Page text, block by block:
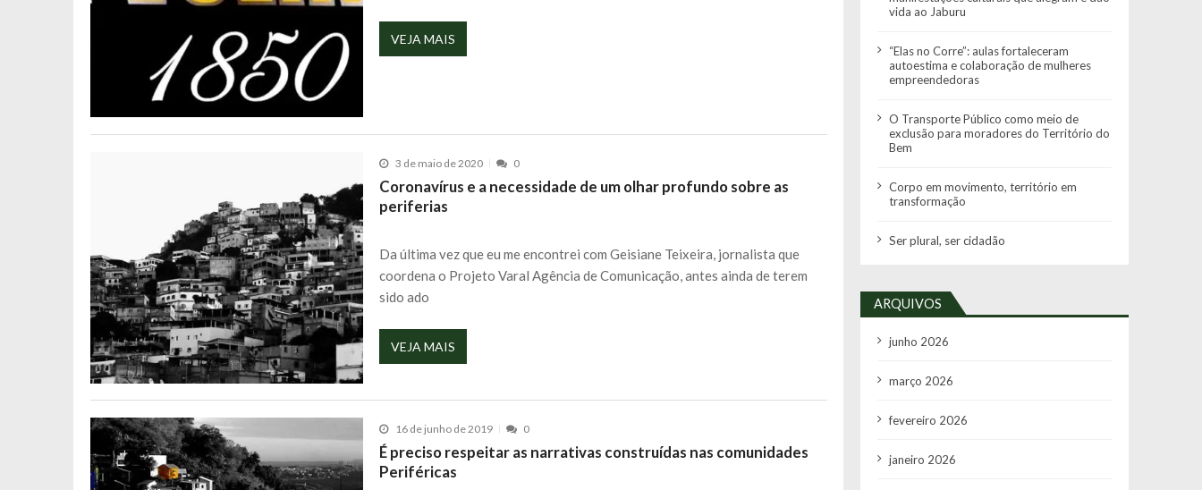
VEJA MAIS
3 de maio de 2020 0
Coronavírus e a necessidade de um olhar profundo sobre as
periferias
Da última vez que eu me encontrei com Geisiane Teixeira, jornalista que
coordena o Projeto Varal Agência de Comunicação, antes ainda de terem
sido ado
VEJA MAIS
16 de junho de 2019 0
É preciso respeitar as narrativas construídas nas comunidades
Periféricas
vida ao Jaburu
“Elas no Corre”: aulas fortaleceram
autoestima e colaboração de mulheres
empreendedoras
O Transporte Público como meio de
exclusão para moradores do Território do
Bem
Corpo em movimento, território em
transformação
Ser plural, ser cidadão
ARQUIVOS
junho 2026
março 2026
fevereiro 2026
janeiro 2026